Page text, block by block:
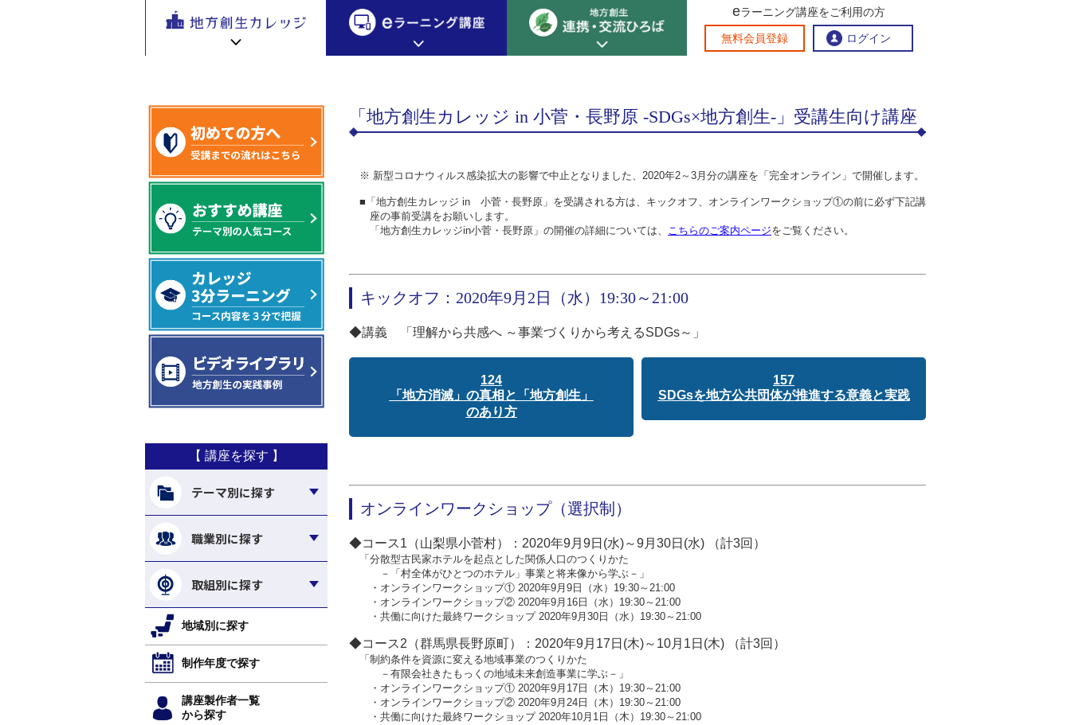
地方創生カレッジ
地方創生カレッジ HOME
新着情報
地方創生カレッジ活用の流れ eラーニング講座 HOME 官民連携講座
ビデオライブラリ サイトマップ お問い合わせ
eラーニング講座
e
初めての方へ
eラーニング受講者の声
連携交流ひろば
連携・交流ひろば HOME
連携・交流ひろばについて
全国で活躍する地方創生専門人材 地方創生の実践事例紹介 地方創生に役立つコンテンツ集
地方創生応援プロジェクト イベント情報
eラーニング講座をご利用の方
無料会員登録 ログイン
地方創生
を無料eラ
講座が200
>地方創生カレッジ in 小菅・長野原 受講生向け講座
【 講座を探す 】
テーマ別に探す
職業別に探す
取組別に探す
地域別に探す
制作年度で探す
講座製作者一覧
から探す
「地方創生カレッジ in 小菅・長野原 ‐SDGs×地方創生‐」受講生向け講座
※ 新型コロナウィルス感染拡大の影響で中止となりました、2020年2～3月分の講座を「完全オンライン」で開催します。
■「地方創生カレッジ in 小菅・長野原」を受講される方は、キックオフ、オンラインワークショップ①の前に必ず下記講
座の事前受講をお願いします。
「地方創生カレッジin小菅・長野原」の開催の詳細については、 こちらのご案内ページをご覧ください。
キックオフ：2020年9月2日（水）19:30～21:00
◆講義 「理解から共感へ ～事業づくりから考えるSDGs～」
124
「地方消滅」の真相と「地方創生」
のあり方
157
SDGsを地方公共団体が推進する意義と実践
オンラインワークショップ（選択制）
◆コース1（山梨県小菅村）：2020年9月9日(水)～9月30日(水) （計3回）
「分散型古民家ホテルを起点とした関係人口のつくりかた
－「村全体がひとつのホテル」事業と将来像から学ぶ－」
・オンラインワークショップ① 2020年9月9日（水）19:30～21:00
・オンラインワークショップ② 2020年9月16日（水）19:30～21:00
・共働に向けた最終ワークショップ 2020年9月30日（水）19:30～21:00
◆コース2（群馬県長野原町）：2020年9月17日(木)～10月1日(木) （計3回）
「制約条件を資源に変える地域事業のつくりかた
－有限会社きたもっくの地域未来創造事業に学ぶ－」
・オンラインワークショップ① 2020年9月17日（木）19:30～21:00
・オンラインワークショップ② 2020年9月24日（木）19:30～21:00
・共働に向けた最終ワークショップ 2020年10月1日（木）19:30～21:00